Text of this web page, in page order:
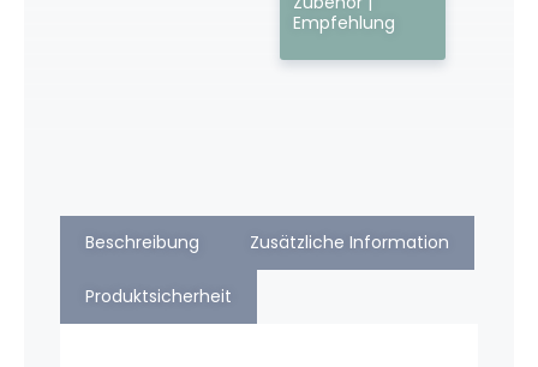
Empfehlung
Beschreibung Zusätzliche Information
Produktsicherheit